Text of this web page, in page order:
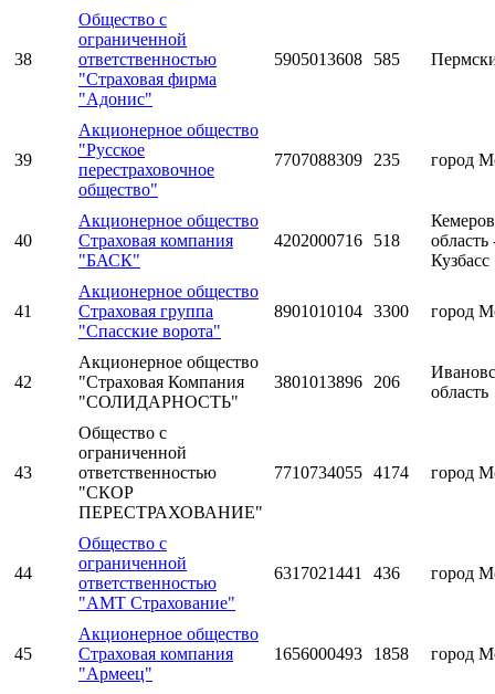
38
Общество с
ограниченной
ответственностью
"Страховая фирма
"Адонис"
5905013608 585
39
Акционерное общество
"Русское
перестраховочное
общество"
7707088309 235 город
40
Акционерное общество
Страховая компания
"БАСК"
4202000716 518
область
Кузбасс
41
Акционерное общество
Страховая группа
"Спасские ворота"
8901010104 3300 город
42
Акционерное общество
"Страховая Компания
"СОЛИДАРНОСТЬ"
3801013896 206
область
43
Общество с
ограниченной
ответственностью
"СКОР
ПЕРЕСТРАХОВАНИЕ"
7710734055 4174 город
44
Общество с
ограниченной
ответственностью
"АМТ Страхование"
6317021441 436 город
45
Акционерное общество
Страховая компания
"Армеец"
1656000493 1858 город